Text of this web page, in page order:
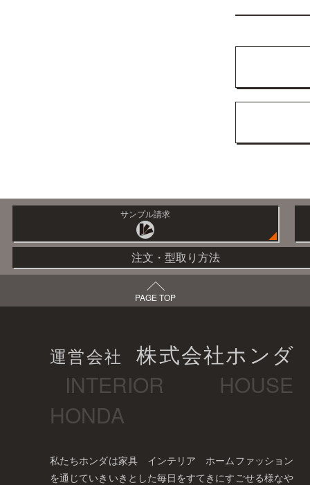
サンプル請求
注文・型取り方法
PAGE TOP
運営会社 株式会社ホンダ
INTERIOR HOUSE
HONDA
私たちホンダは家具 インテリア ホームファッション
を通じていきいきとした毎日をすてきにすごせる様なや